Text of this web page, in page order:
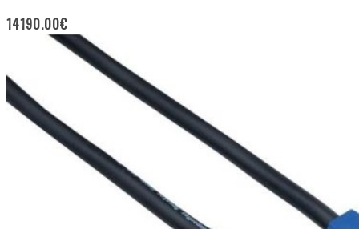
14190.00€